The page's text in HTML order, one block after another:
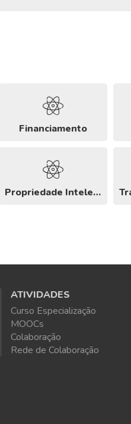
Financiamento
Propriedade Intelectual e Industrial
ATIVIDADES
Curso Especialização
MOOCs
Colaboração
Rede de Colaboração